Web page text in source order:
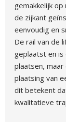
gemakkelijk
de zijkant
eenvoudig en
De rail van de
geplaatst en
plaatsen, maar
plaatsing van
dit betekent
kwalitatieve